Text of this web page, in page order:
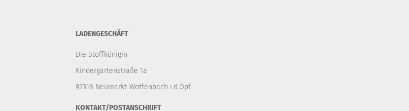
LADENGESCHÄFT
Die Stoffkönigin
Kindergartenstraße 1a
92318 Neumarkt-Woffenbach i.d.Opf.
KONTAKT/POSTANSCHRIFT